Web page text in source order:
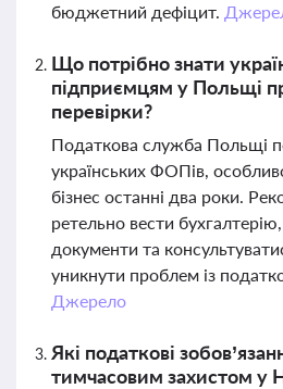
бюджетний дефіцит.
Що потрібно знати
підприємцям у Польщі
перевірки?
Податкова служба Польщі
українських ФОПів,
бізнес останні два роки.
ретельно вести
документи та
уникнути проблем із
Джерело
Які податкові
тимчасовим захистом у